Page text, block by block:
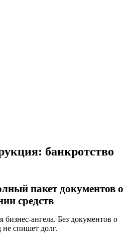
банкротство
пакет документов о
средств
ангела. Без документов о
спишет долг.